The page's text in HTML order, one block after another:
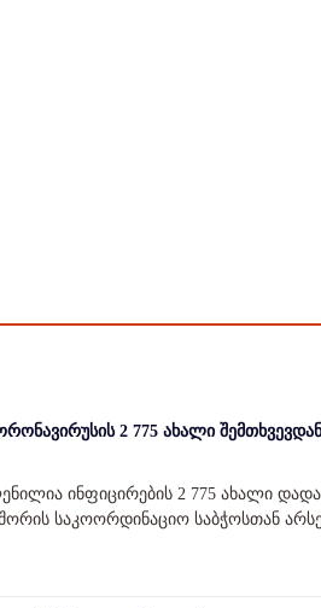
2 775 ახალი
ინფიცირების 2 775 ახალი
საკოორდინაციო საბჭოსთან